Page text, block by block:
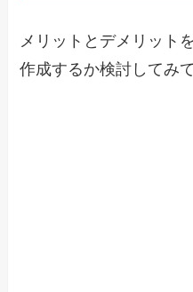
メリットとデメリット
作成するか検討してみ